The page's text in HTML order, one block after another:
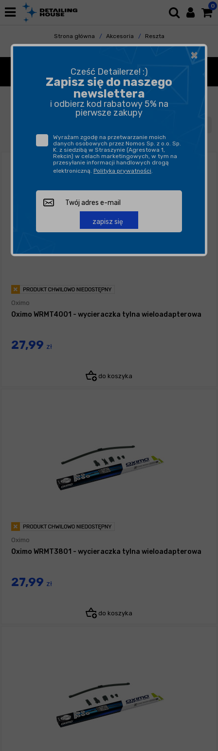
0
Strona główna Akcesoria
Reszta
Wycieraczki Oximo
WYCIERACZKI OXIMO
FILTROWANIE SORTUJ
Oximo
Oximo WRMT4001 - wycieraczka tylna wieloadapterowa
27,99 zł
do koszyka
Oximo
Oximo WRMT3801 - wycieraczka tylna wieloadapterowa
27,99 zł
do koszyka
×
Cześć Detailerze! :)
Zapisz się do naszego
newslettera
i odbierz kod rabatowy 5% na
pierwsze zakupy
Wyrażam zgodę na przetwarzanie moich
danych osobowych przez Nomos Sp. z o.o. Sp.
K. z siedzibą w Straszynie (Agrestowa 1,
Rekcin) w celach marketingowych, w tym na
przesyłanie informacji handlowych drogą
elektroniczną. Polityka prywatności.
zapisz się